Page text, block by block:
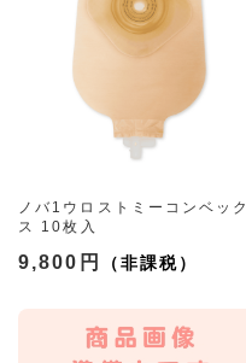
ノバ1ウロストミーコンベック
ス 10枚入
9,800円